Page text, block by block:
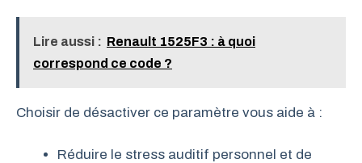
Lire aussi : Renault 1525F3 : à quoi
correspond ce code ?
Choisir de désactiver ce paramètre vous aide à :
Réduire le stress auditif personnel et de